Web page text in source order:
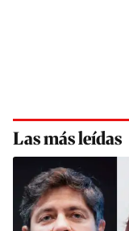
Las más leídas